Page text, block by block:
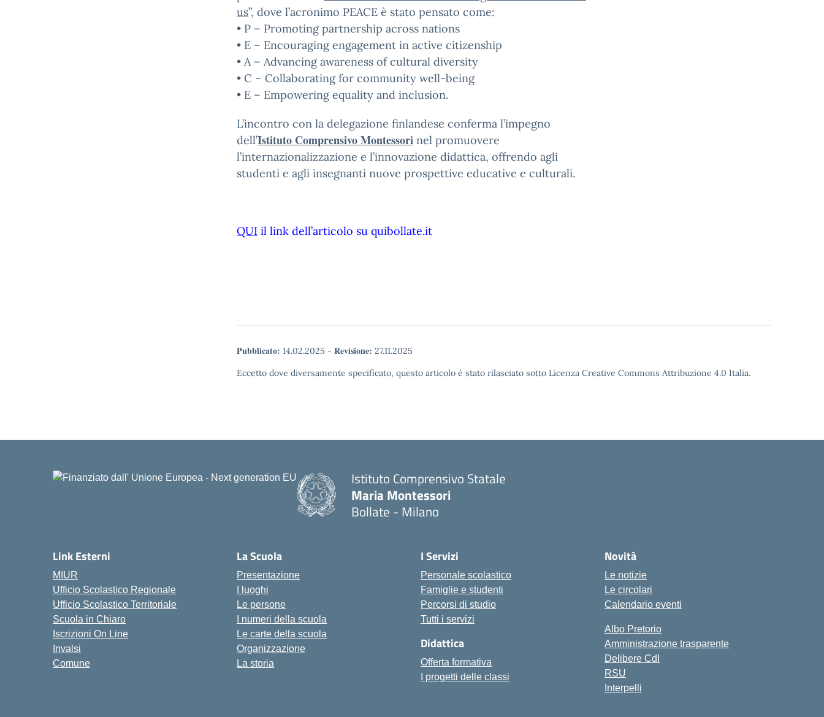
us”, dove l’acronimo PEACE è stato pensato come:
• P – Promoting partnership across nations
• E – Encouraging engagement in active citizenship
• A – Advancing awareness of cultural diversity
• C – Collaborating for community well-being
• E – Empowering equality and inclusion.
L’incontro con la delegazione finlandese conferma l’impegno
dell’Istituto Comprensivo Montessori nel promuovere
l’internazionalizzazione e l’innovazione didattica, offrendo agli
studenti e agli insegnanti nuove prospettive educative e culturali.
QUI il link dell’articolo su quibollate.it
Pubblicato: 14.02.2025 - Revisione: 27.11.2025
Eccetto dove diversamente specificato, questo articolo è stato rilasciato sotto Licenza Creative Commons Attribuzione 4.0 Italia.
Istituto Comprensivo Statale
Maria Montessori
Bollate - Milano
Link Esterni
MIUR
Ufficio Scolastico Regionale
Ufficio Scolastico Territoriale
Scuola in Chiaro
Iscrizioni On Line
Invalsi
Comune
La Scuola
Presentazione
I luoghi
Le persone
I numeri della scuola
Le carte della scuola
Organizzazione
La storia
I Servizi
Personale scolastico
Famiglie e studenti
Percorsi di studio
Tutti i servizi
Didattica
Offerta formativa
I progetti delle classi
Novità
Le notizie
Le circolari
Calendario eventi
Albo Pretorio
Amministrazione trasparente
Delibere CdI
RSU
Interpelli